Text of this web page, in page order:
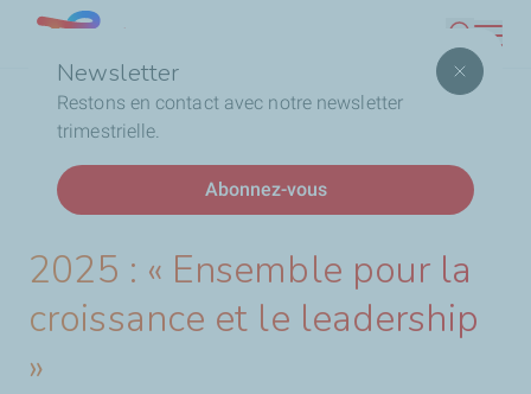
contenu
Newsletter
Restons en contact avec notre newsletter
trimestrielle.
Abonnez-vous
Lebanon
d'Ariane
Accueil
DERNIÈRES ACTUALITÉS
Convention des gérants
2025 : « Ensemble pour la
croissance et le leadership
»